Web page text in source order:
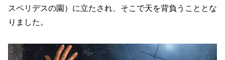
スペリデスの園）に立たされ、そこで天を背負うこととな
りました。